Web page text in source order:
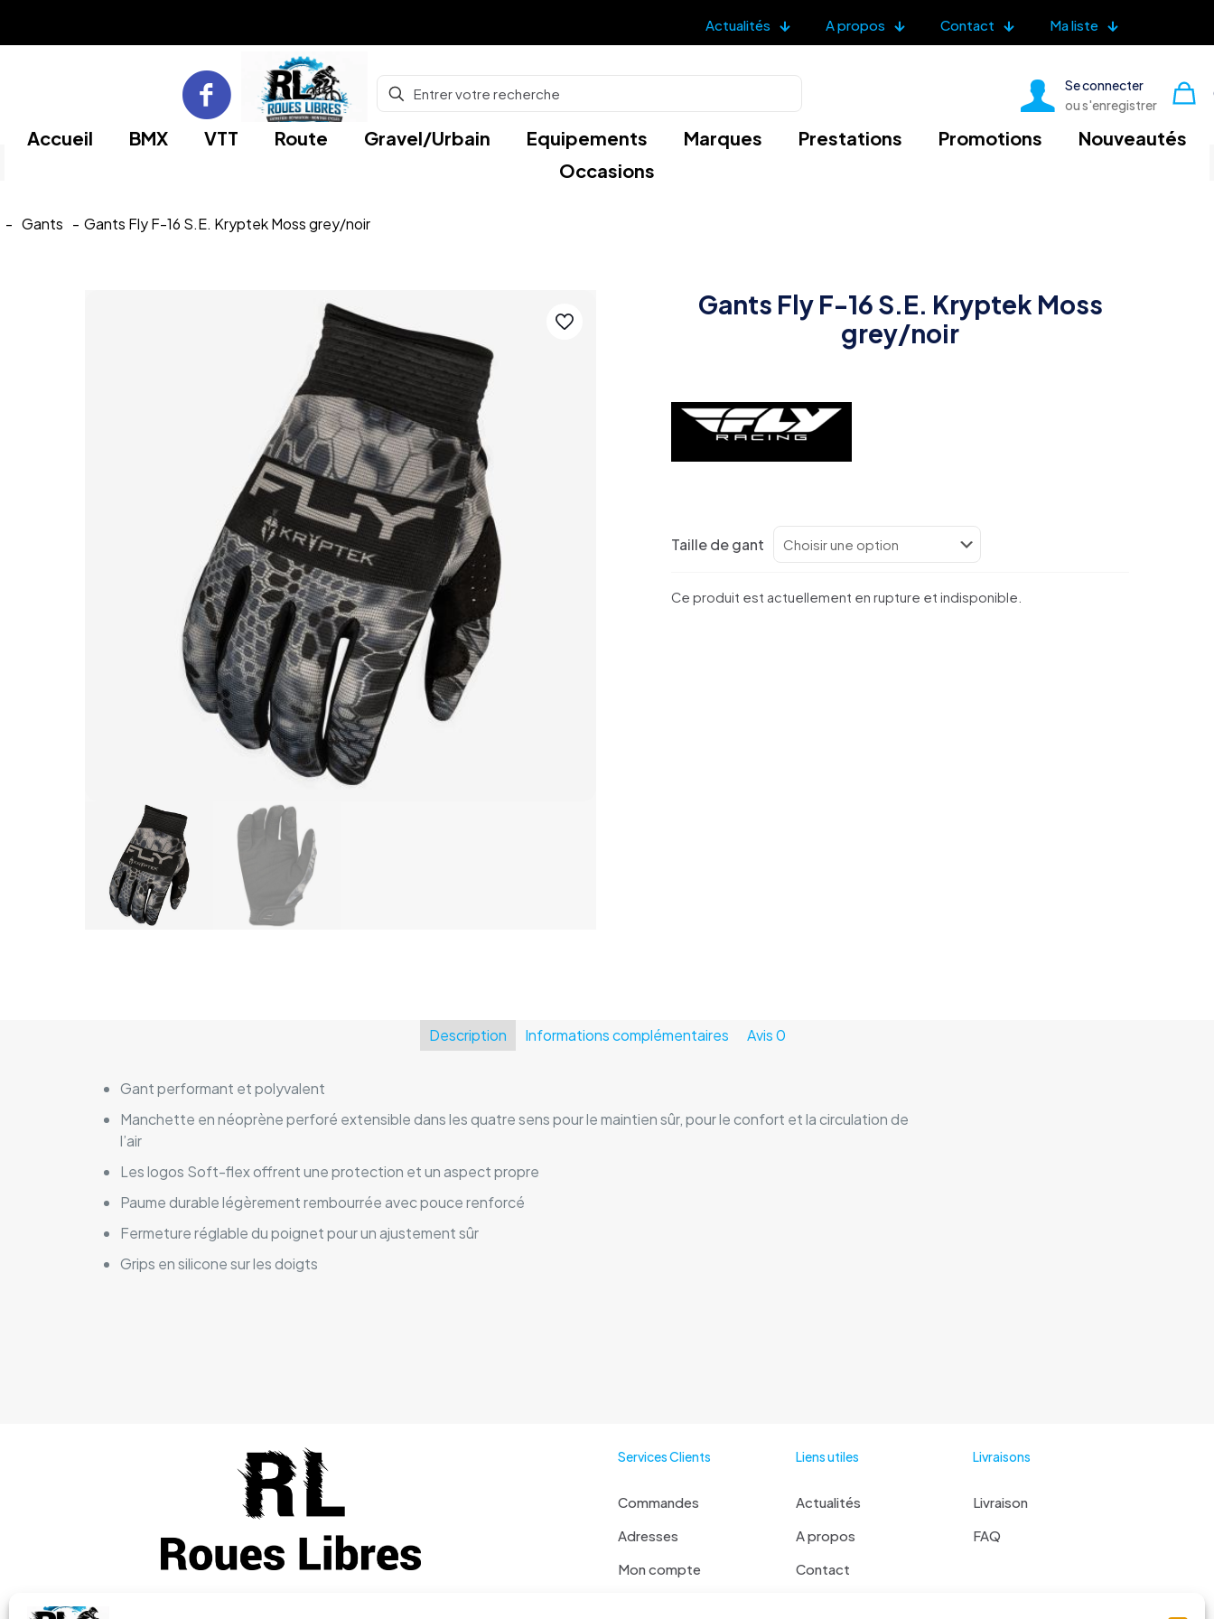
Actualités A propos Contact Ma liste
Se connecter
ou s'enregistrer
Accueil BMX VTT Route Gravel/Urbain Equipements Marques Prestations Promotions
Nouveautés
Occasions
- Gants - Gants Fly F-16 S.E. Kryptek Moss grey/noir
Gants Fly F-16 S.E. Kryptek Moss
grey/noir
Taille de gant
Ce produit est actuellement en rupture et indisponible.
Description Informations complémentaires Avis0
Gant performant et polyvalent
Manchette en néoprène perforé extensible dans les quatre sens pour le maintien sûr, pour le confort et la circulation de
l’air
Les logos Soft-flex offrent une protection et un aspect propre
Paume durable légèrement rembourrée avec pouce renforcé
Fermeture réglable du poignet pour un ajustement sûr
Grips en silicone sur les doigts
Services Clients
Commandes
Adresses
Mon compte
Liens utiles
Actualités
A propos
Contact
Livraisons
Livraison
FAQ